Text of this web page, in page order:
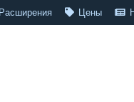
Расширения Цены